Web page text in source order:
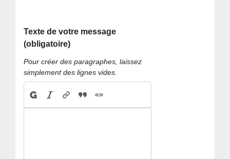
Texte de votre message
(obligatoire)
Pour créer des paragraphes, laissez
simplement des lignes vides.